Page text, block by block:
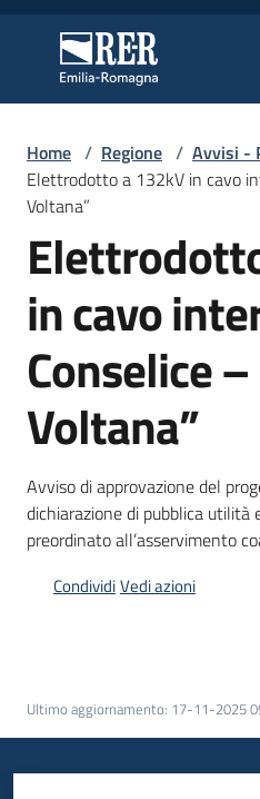
Regione Emilia-
Regione Emilia-
Regione
Novità
Servizi
Leggi
Atti
Argomenti
di
Home / Regione / Avvisi -
Elettrodotto a 132kV in cavo
Voltana”
in cavo
Conselice –
Voltana”
Avviso di approvazione del
dichiarazione di pubblica utilità
preordinato all’asservimento
CondividiVedi azioni
Ultimo aggiornamento: 17-11-2025